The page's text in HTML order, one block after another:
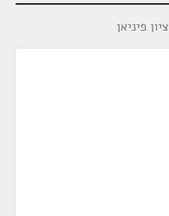
ציון פיניאן